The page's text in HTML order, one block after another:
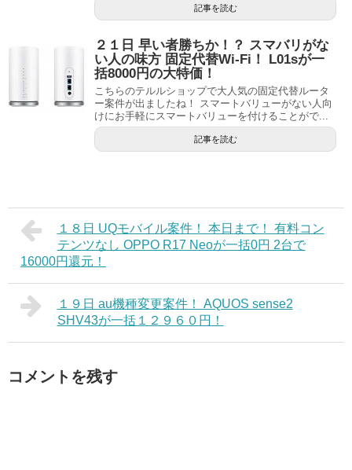
記事を読む
２１日 早い者勝ちか！？ スマバリがな
い人の味方 固定代替Wi-Fi！ L01sが一
括8000円の大特価！
こちらのテルルショップで大人気の固定代替ルータ
ー案件が出ましたね！ スマートバリューがない人向
けにお手軽にスマートバリューを付けることがで...
記事を読む
１８日 UQモバイル案件！ 本日まで！ 有料コン
テンツなし OPPO R17 Neoが一括0円 2台で
16000円還元！
１９日 au機種変更案件！ AQUOS sense2
SHV43が一括１２９６０円！
コメントを残す